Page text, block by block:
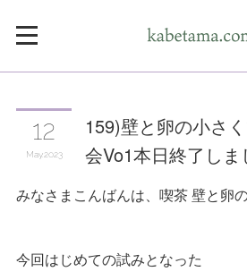
12
May 2023
159)壁と卵の小さ
会Vo1本日終了しま
みなさまこんばんは、喫茶 壁と卵
今回はじめての試みとなった